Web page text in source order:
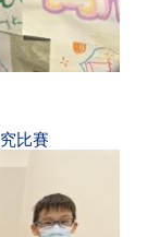
比賽